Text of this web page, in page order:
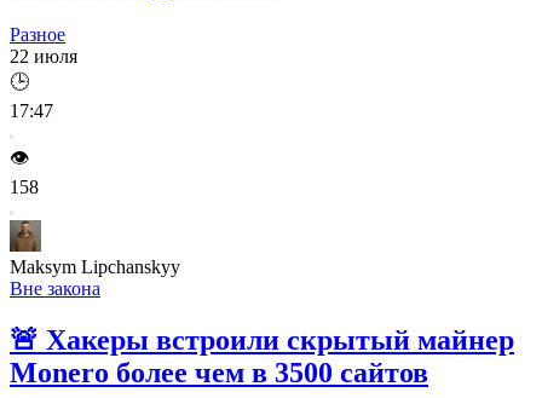
Разное
22 июля
🕒
17:47
👁️
158
Maksym Lipchanskyy
Вне закона
🚨 Хакеры встроили скрытый майнер
Monero более чем в 3500 сайтов